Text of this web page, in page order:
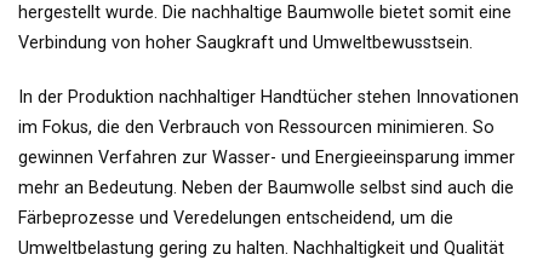
hergestellt wurde. Die nachhaltige Baumwolle bietet somit eine
Verbindung von hoher Saugkraft und Umweltbewusstsein.
In der Produktion nachhaltiger Handtücher stehen Innovationen
im Fokus, die den Verbrauch von Ressourcen minimieren. So
gewinnen Verfahren zur Wasser- und Energieeinsparung immer
mehr an Bedeutung. Neben der Baumwolle selbst sind auch die
Färbeprozesse und Veredelungen entscheidend, um die
Umweltbelastung gering zu halten. Nachhaltigkeit und Qualität